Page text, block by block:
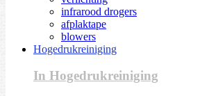
infrarood drogers
afplaktape
blowers
Hogedrukreiniging
In Hogedrukreiniging